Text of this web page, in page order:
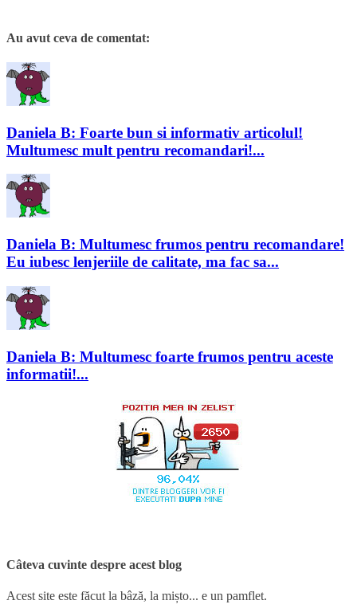
Au avut ceva de comentat:
Daniela B: Foarte bun si informativ articolul!
Multumesc mult pentru recomandari!...
Daniela B: Multumesc frumos pentru recomandare!
Eu iubesc lenjeriile de calitate, ma fac sa...
Daniela B: Multumesc foarte frumos pentru aceste
informatii!...
Câteva cuvinte despre acest blog
Acest site este făcut la bâză, la mișto... e un pamflet.